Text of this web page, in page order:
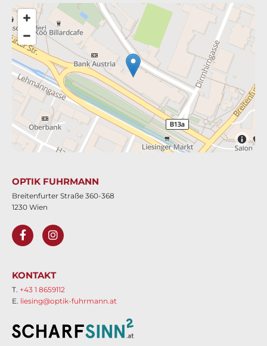
OPTIK FUHRMANN
Breitenfurter Straße 360-368
1230 Wien
KONTAKT
T. +43 1 8659112
E. liesing@optik-fuhrmann.at